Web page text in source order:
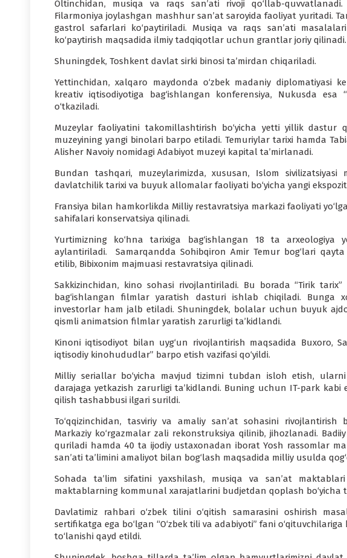
Oltinchidan, musiqa va raqs san’ati rivoji qo‘llab-
Filarmoniya joylashgan mashhur san’at saroyida faoliyat yuritadi.
gastrol safarlari ko‘paytiriladi. Musiqa va raqs san’ati
ko‘paytirish maqsadida ilmiy tadqiqotlar uchun grantlar joriy qilinadi.
Shuningdek, Toshkent davlat sirki binosi ta’mirdan chiqariladi.
Yettinchidan, xalqaro maydonda o‘zbek madaniy diplomatiyasi
kreativ iqtisodiyotiga bag‘ishlangan konferensiya, Nukusda
o‘tkaziladi.
Muzeylar faoliyatini takomillashtirish bo‘yicha yetti yillik dastur
muzeyining yangi binolari barpo etiladi. Temuriylar tarixi hamda
Alisher Navoiy nomidagi Adabiyot muzeyi kapital ta’mirlanadi.
Bundan tashqari, muzeylarimizda, xususan, Islom sivilizatsiyasi
davlatchilik tarixi va buyuk allomalar faoliyati bo‘yicha yangi
Fransiya bilan hamkorlikda Milliy restavratsiya markazi faoliyati
sahifalari konservatsiya qilinadi.
Yurtimizning ko‘hna tarixiga bag‘ishlangan 18 ta arxeologiya
aylantiriladi. Samarqandda Sohibqiron Amir Temur bog‘lari
etilib, Bibixonim majmuasi restavratsiya qilinadi.
Sakkizinchidan, kino sohasi rivojlantiriladi. Bu borada “Tirik tarix”
bag‘ishlangan filmlar yaratish dasturi ishlab chiqiladi. Bunga
investorlar ham jalb etiladi. Shuningdek, bolalar uchun buyuk
qismli animatsion filmlar yaratish zarurligi ta’kidlandi.
Kinoni iqtisodiyot bilan uyg‘un rivojlantirish maqsadida Buxoro,
iqtisodiy kinohududlar” barpo etish vazifasi qo‘yildi.
Milliy seriallar bo‘yicha mavjud tizimni tubdan isloh etish,
darajaga yetkazish zarurligi ta’kidlandi. Buning uchun IT-park kabi
qilish tashabbusi ilgari surildi.
To‘qqizinchidan, tasviriy va amaliy san’at sohasini
Markaziy ko‘rgazmalar zali rekonstruksiya qilinib, jihozlanadi.
quriladi hamda 40 ta ijodiy ustaxonadan iborat Yosh rassomlar
san’ati ta’limini amaliyot bilan bog‘lash maqsadida milliy usulda
Sohada ta’lim sifatini yaxshilash, musiqa va san’at
maktablarning kommunal xarajatlarini budjetdan qoplash bo‘yicha
Davlatimiz rahbari o‘zbek tilini o‘qitish samarasini oshirish
sertifikatga ega bo‘lgan “O‘zbek tili va adabiyoti” fani
to‘lanishi qayd etildi.